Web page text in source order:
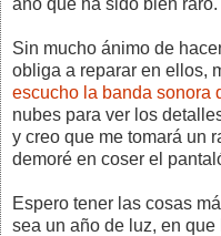
Sin mucho ánimo de
obliga a reparar en ellos,
escucho la banda sonora
nubes para ver los
y creo que me tomará un
demoré en coser el
Espero tener las cosas
sea un año de luz, en